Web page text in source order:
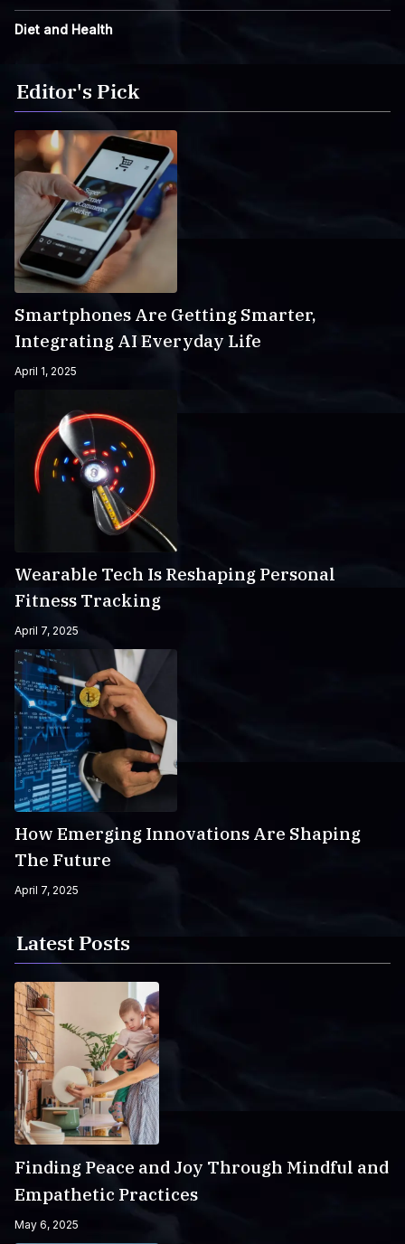
Diet and Health
Editor's Pick
Smartphones Are Getting Smarter,
Integrating AI Everyday Life
April 1, 2025
Wearable Tech Is Reshaping Personal
Fitness Tracking
April 7, 2025
How Emerging Innovations Are Shaping
The Future
April 7, 2025
Latest Posts
Finding Peace and Joy Through Mindful and
Empathetic Practices
May 6, 2025